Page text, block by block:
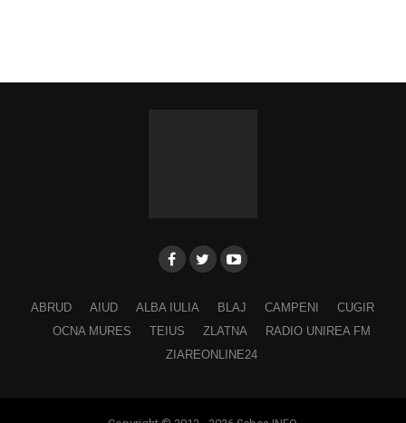
ABRUD AIUD ALBA IULIA BLAJ CAMPENI
CUGIR
OCNA MURES
TEIUS ZLATNA
RADIO UNIREA FM
ZIAREONLINE24